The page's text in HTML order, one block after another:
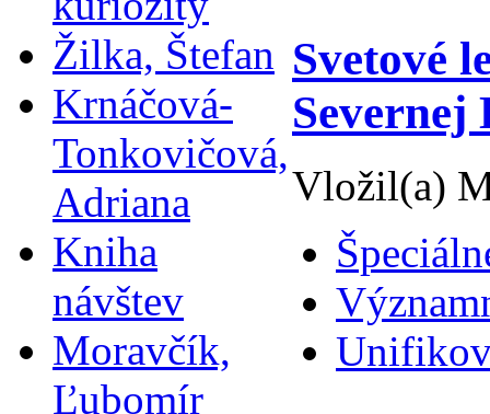
Žilka, Štefan
Krnáčová-
Tonkovičová,
Adriana
Kniha
návštev
Moravčík,
Ľubomír
Svetové
Severnej
Vložil(a)